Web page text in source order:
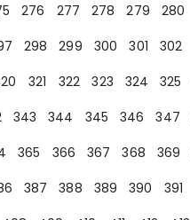
276 277 278 279 280
298 299 300 301 302
321 322 323 324 325
343 344 345 346 347
365 366 367 368 369
387 388 389 390 391